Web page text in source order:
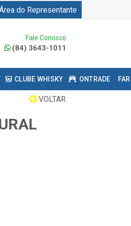
do Representante
Fale Conosco
(84) 3643-1011
CLUBE WHISKY ONTRADE
VOLTAR